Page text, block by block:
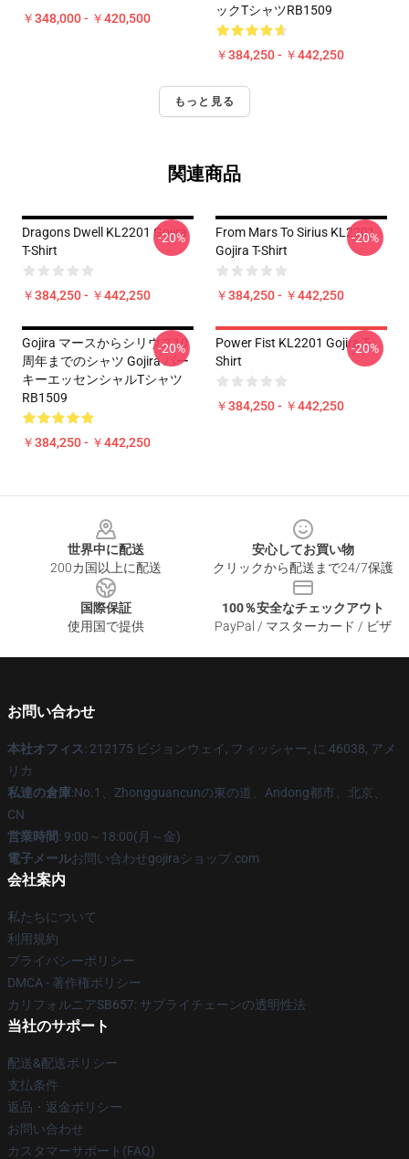
￥348,000 - ￥420,500
ックTシャツRB1509
￥384,250 - ￥442,250
もっと見る
関連商品
Dragons Dwell KL2201 Gojira
T-Shirt
￥384,250 - ￥442,250
-20%
From Mars To Sirius KL2201
Gojira T-Shirt
￥384,250 - ￥442,250
-20%
Gojira マースからシリウス10
周年までのシャツ Gojira パー
キーエッセンシャルTシャツ
RB1509
￥384,250 - ￥442,250
-20%
Power Fist KL2201 Gojira T-
Shirt
￥384,250 - ￥442,250
-20%
世界中に配送
200カ国以上に配送
安心してお買い物
クリックから配送まで24/7保護
国際保証
使用国で提供
100％安全なチェックアウト
PayPal / マスターカード / ビザ
お問い合わせ
本社オフィス: 212175 ビジョンウェイ, フィッシャー, に 46038, アメ
リカ
私達の倉庫:No.1、Zhongguancunの東の道、Andong都市、北京、
CN
営業時間: 9:00～18:00(月～金)
電子メールお問い合わせgojiraショップ.com
会社案内
私たちについて
利用規約
プライバシーポリシー
DMCA - 著作権ポリシー
カリフォルニアSB657: サプライチェーンの透明性法
当社のサポート
配送&配送ポリシー
支払条件
返品・返金ポリシー
お問い合わせ
カスタマーサポート(FAQ)